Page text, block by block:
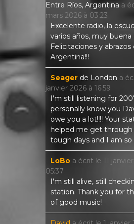
Entre Ríos, Argentina a
mars 2026 à 03:23
Excelente radio, la
varios años, muy buena
Felicitaciones y abrazos
Argentina!!!
Seager de London a
janvier 2026 à 16:59
I'm still listening for
personally know you
owe you a lot!!!! Your
helped me get through
tough days and I am so
LoBo a écrit le 11
05:37
I'm still alive, still
station. Thank you for
of good music!